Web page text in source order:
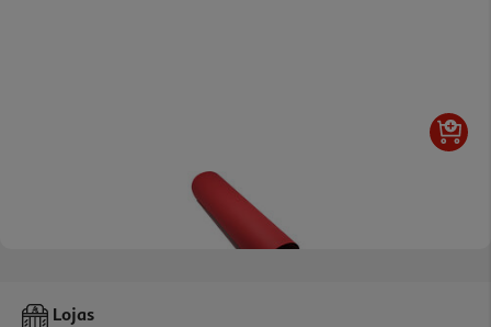
Cartolina Mab Vermelho 50x65cm
Lojas